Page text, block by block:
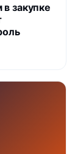
закупке